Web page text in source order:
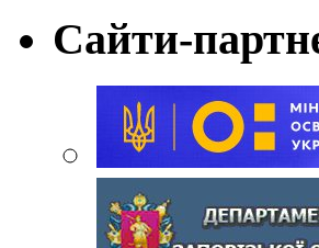
Сайти-